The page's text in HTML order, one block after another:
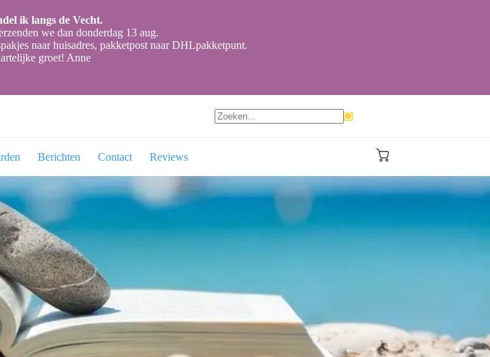
ik langs de Vecht.
we dan donderdag 13 aug.
naar huisadres, pakketpost naar DHLpakketpunt.
groet! Anne
Berichten Contact Reviews Winkelwagen